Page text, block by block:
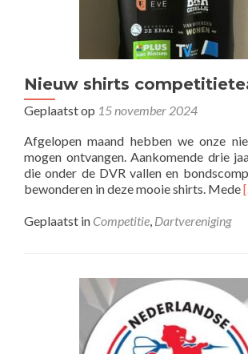
Nieuw shirts
Geplaatst op 15 november 2024
Afgelopen maand hebben we onze
mogen ontvangen. Aankomende drie
die onder de DVR vallen en
bewonderen in deze mooie shirts. Mede
Geplaatst in Competitie, Dartvereniging